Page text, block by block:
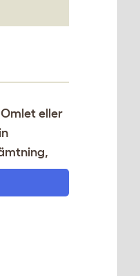
eller